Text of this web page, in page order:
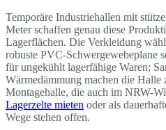
Temporäre Industriehallen mit
Meter schaffen genau diese
Lagerflächen. Die Verkleidung
robuste PVC-Schwergewebeplane
für ungekühlt lagerfähige Waren;
Wärmedämmung machen die
Montagehalle, die auch im NRW-
Lagerzelte mieten oder als
Wege stehen offen.